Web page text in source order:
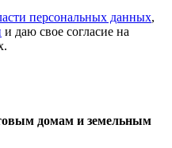
персональных данных,
и даю свое согласие на
домам и земельным